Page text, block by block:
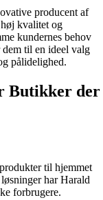
producent af
kvalitet og
kundernes behov
til en ideel valg
pålidelighed.
Butikker der
til hjemmet
har Harald
forbrugere.